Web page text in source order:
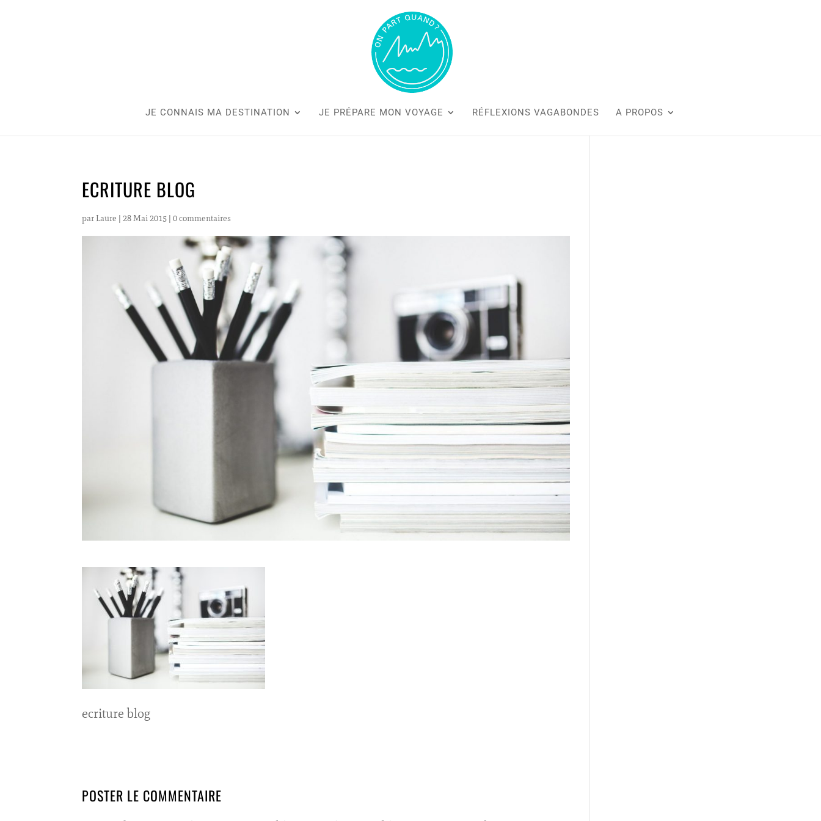
JE CONNAIS MA DESTINATION JE PRÉPARE MON VOYAGE RÉFLEXIONS VAGABONDES A PROPOS
ECRITURE BLOG
par Laure |28 Mai 2015 |0 commentaires
ecriture blog
POSTER LE COMMENTAIRE